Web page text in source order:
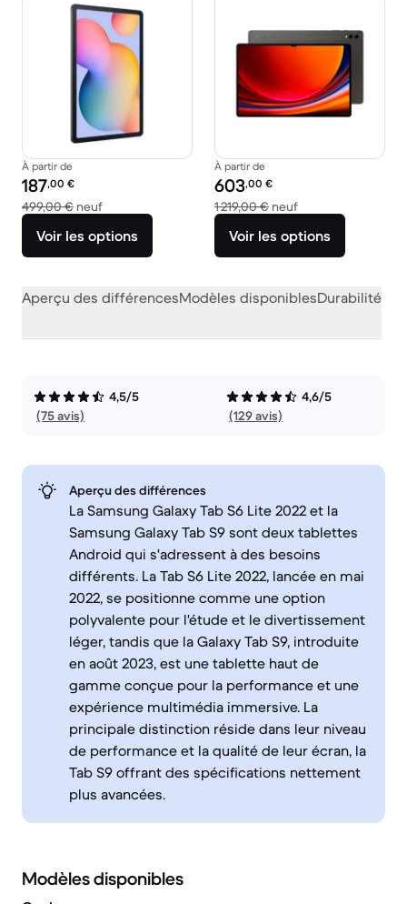
À partir de
Prix reconditionné :
187,00 €
499,00 € neufcontre 499,00 € neuf
Voir les options
À partir de
Prix reconditionné :
603,00 €
1 219,00 € neufcontre 1 219,00 €
Voir les options
Aperçu des différencesModèles disponiblesDurabilité
4,5/5
(75 avis)
4,6/5
(129 avis)
Aperçu des différences
La Samsung Galaxy Tab S6 Lite 2022 et la
Samsung Galaxy Tab S9 sont deux tablettes
Android qui s'adressent à des besoins
différents. La Tab S6 Lite 2022, lancée en mai
2022, se positionne comme une option
polyvalente pour l'étude et le divertissement
léger, tandis que la Galaxy Tab S9, introduite
en août 2023, est une tablette haut de
gamme conçue pour la performance et une
expérience multimédia immersive. La
principale distinction réside dans leur niveau
de performance et la qualité de leur écran, la
Tab S9 offrant des spécifications nettement
plus avancées.
Modèles disponibles